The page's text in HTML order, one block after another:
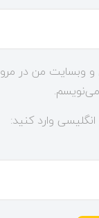
و وبسایت من در
وارد کنید: